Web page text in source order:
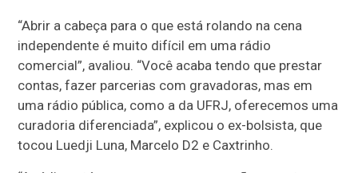
“Abrir a cabeça para o que está rolando na cena
independente é muito difícil em uma rádio
comercial”, avaliou. “Você acaba tendo que prestar
contas, fazer parcerias com gravadoras, mas em
uma rádio pública, como a da UFRJ, oferecemos uma
curadoria diferenciada”, explicou o ex-bolsista, que
tocou Luedji Luna, Marcelo D2 e Caxtrinho.